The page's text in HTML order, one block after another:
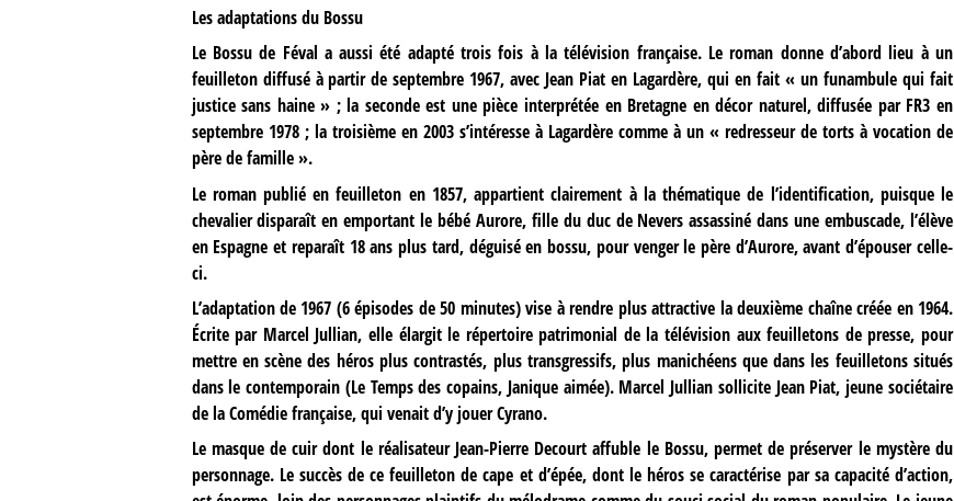
Les adaptations du Bossu
Le Bossu de Féval a aussi été adapté trois fois à la télévision française. Le roman donne d’abord lieu à un
feuilleton diffusé à partir de septembre 1967, avec Jean Piat en Lagardère, qui en fait « un funambule qui fait
justice sans haine » ; la seconde est une pièce interprétée en Bretagne en décor naturel, diffusée par FR3 en
septembre 1978 ; la troisième en 2003 s’intéresse à Lagardère comme à un « redresseur de torts à vocation de
père de famille ».
Le roman publié en feuilleton en 1857, appartient clairement à la thématique de l’identification, puisque le
chevalier disparaît en emportant le bébé Aurore, fille du duc de Nevers assassiné dans une embuscade, l’élève
en Espagne et reparaît 18 ans plus tard, déguisé en bossu, pour venger le père d’Aurore, avant d’épouser celle-
ci.
L’adaptation de 1967 (6 épisodes de 50 minutes) vise à rendre plus attractive la deuxième chaîne créée en 1964.
Écrite par Marcel Jullian, elle élargit le répertoire patrimonial de la télévision aux feuilletons de presse, pour
mettre en scène des héros plus contrastés, plus transgressifs, plus manichéens que dans les feuilletons situés
dans le contemporain (Le Temps des copains, Janique aimée). Marcel Jullian sollicite Jean Piat, jeune sociétaire
de la Comédie française, qui venait d’y jouer Cyrano.
Le masque de cuir dont le réalisateur Jean-Pierre Decourt affuble le Bossu, permet de préserver le mystère du
personnage. Le succès de ce feuilleton de cape et d’épée, dont le héros se caractérise par sa capacité d’action,